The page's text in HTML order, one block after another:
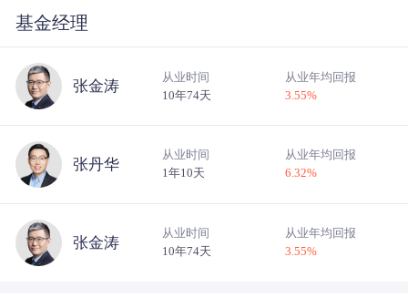
基金经理
张金涛
从业时间
10年74天
从业年均回报
3.55%
张丹华
从业时间
1年10天
从业年均回报
6.32%
张金涛
从业时间
10年74天
从业年均回报
3.55%